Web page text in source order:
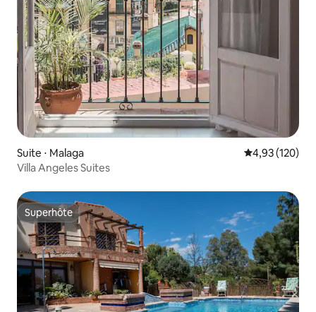
Suite ⋅ Malaga Évaluation
4,93 (120)
Villa Angeles Suites
Superhôte
Superhôte